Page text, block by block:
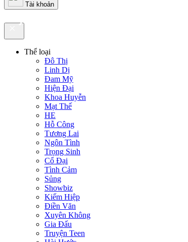
Tài khoản
truyenfullz.com
Thể loại
Đô Thị
Linh Dị
Đam Mỹ
Hiện Đại
Khoa Huyễn
Mạt Thế
HE
Hỗ Công
Tương Lai
Ngôn Tình
Trọng Sinh
Cổ Đại
Tình Cảm
Sủng
Showbiz
Kiếm Hiệp
Điền Văn
Xuyên Không
Gia Đấu
Truyện Teen